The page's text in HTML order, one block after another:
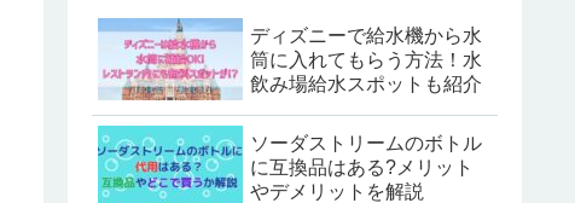
ディズニーで給水機から水
筒に入れてもらう方法！水
飲み場給水スポットも紹介
ソーダストリームのボトル
に互換品はある?メリット
やデメリットを解説